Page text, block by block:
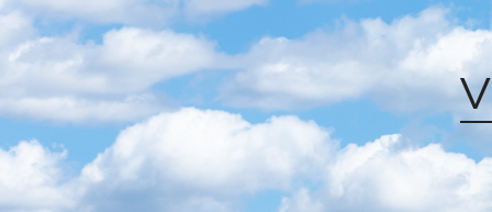
Götuskór
Hlaupaskór
Utanvega- og
Barnaskór